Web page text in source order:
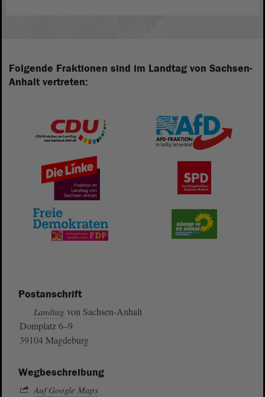
Folgende Fraktionen sind im Landtag von Sachsen-
Anhalt vertreten:
Postanschrift
Landtag von Sachsen-Anhalt
Domplatz 6–9
39104 Magdeburg
Wegbeschreibung
Auf Google Maps